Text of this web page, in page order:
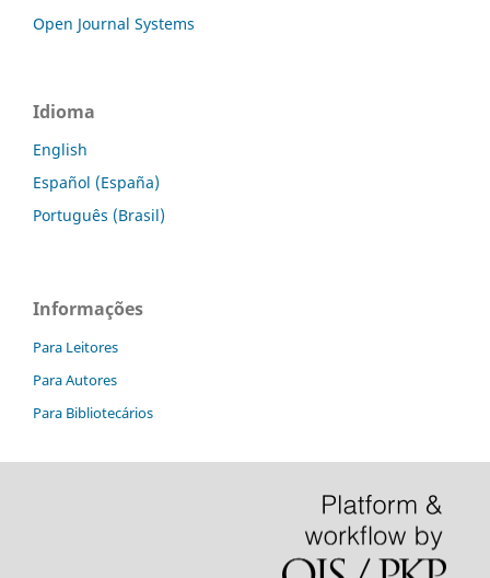
Open Journal Systems
Idioma
English
Español (España)
Português (Brasil)
Informações
Para Leitores
Para Autores
Para Bibliotecários